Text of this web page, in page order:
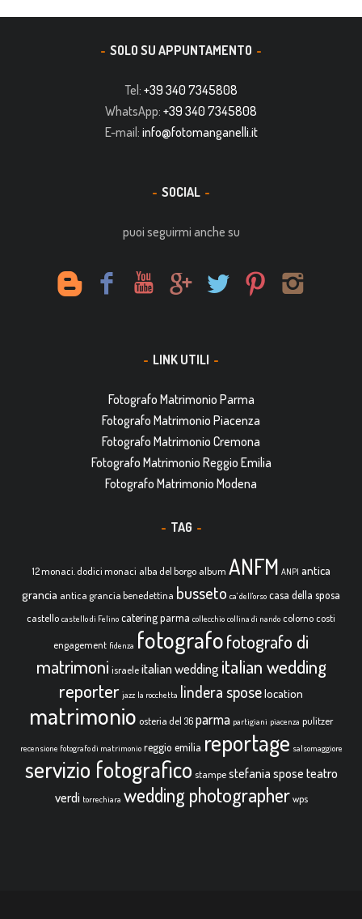
SOLO SU APPUNTAMENTO
Tel: +39 340 7345808
WhatsApp: +39 340 7345808
E-mail: info@fotomanganelli.it
SOCIAL
puoi seguirmi anche su
LINK UTILI
Fotografo Matrimonio Parma
Fotografo Matrimonio Piacenza
Fotografo Matrimonio Cremona
Fotografo Matrimonio Reggio Emilia
Fotografo Matrimonio Modena
TAG
12 monaci. dodici monaci alba del borgo album ANFM ANPI antica
grancia antica grancia benedettina busseto ca' dell'orso casa della sposa
castello castello di Felino catering parma collecchio collina di nando colorno costi
engagement fidenza fotografofotografo di
matrimoni israele italian wedding italian wedding
reporter jazz la rocchetta lindera sposelocation
matrimonio osteria del 36parma partigiani piacenza pulitzer
recensione fotografo di matrimonio reggio emilia reportage salsomaggiore
servizio fotografico stampe stefania spose teatro
verdi torrechiara wedding photographer wps